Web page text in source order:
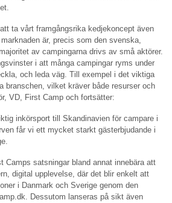
ta vårt framgångsrika kedjekoncept även
är, precis som den svenska,
av campingarna drivs av små aktörer.
i att många campingar ryms under
och leda väg. Till exempel i det viktiga
branschen, vilket kräver både resurser och
VD, First Camp och fortsätter:
inkörsport till Skandinavien för campare i
får vi ett mycket starkt gästerbjudande i
Camps satsningar bland annat innebära att
digital upplevelse, där det blir enkelt att
i Danmark och Sverige genom den
Dessutom lanseras på sikt även